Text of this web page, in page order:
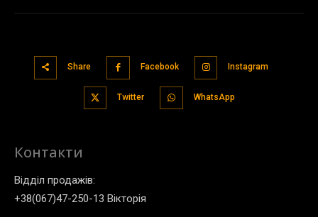
Share Facebook Instagram
Twitter WhatsApp
Контакти
Відділ продажів:
+38(067)47-250-13 Вікторія